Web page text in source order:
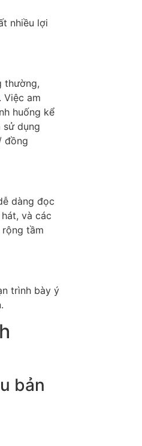
nhiều lợi
thường,
Việc am
huống kể
dụng
đồng
dàng đọc
và các
tầm
trình bày ý
bản